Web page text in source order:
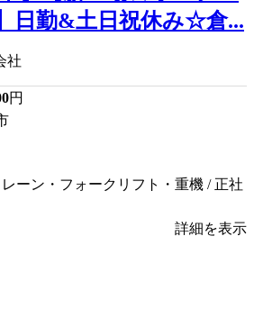
日勤&土日祝休み☆倉...
社
円
ーン・フォークリフト・重機 / 正社
詳細を表示